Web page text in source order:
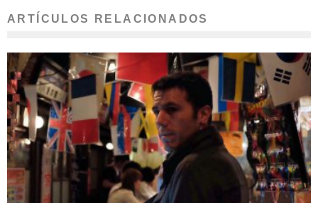
ARTÍCULOS RELACIONADOS